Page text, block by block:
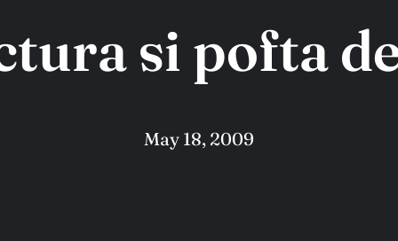
si pofta
May 18, 2009